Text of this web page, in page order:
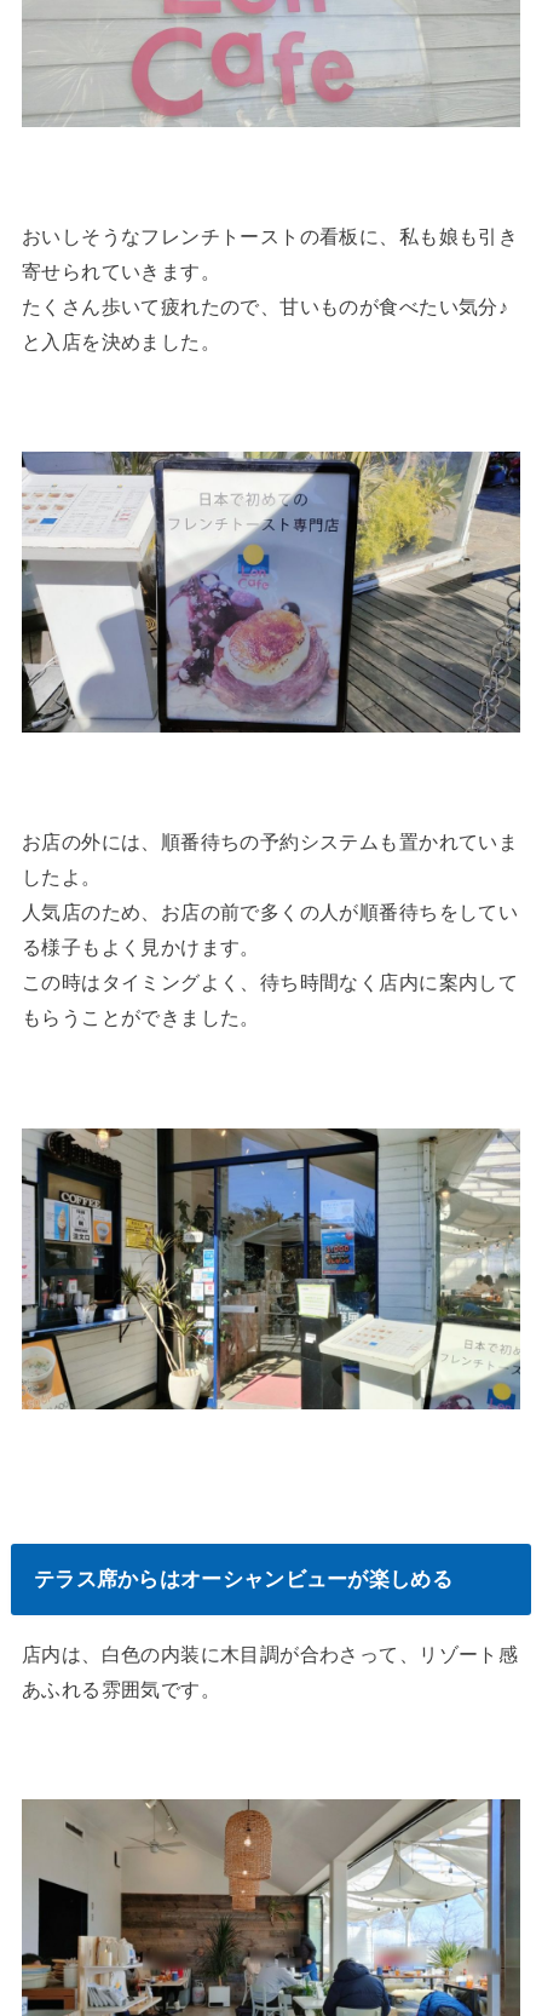
おいしそうなフレンチトーストの看板に、私も娘も引き
寄せられていきます。
たくさん歩いて疲れたので、甘いものが食べたい気分♪
と入店を決めました。
お店の外には、順番待ちの予約システムも置かれていま
したよ。
人気店のため、お店の前で多くの人が順番待ちをしてい
る様子もよく見かけます。
この時はタイミングよく、待ち時間なく店内に案内して
もらうことができました。
テラス席からはオーシャンビューが楽しめる
店内は、白色の内装に木目調が合わさって、リゾート感
あふれる雰囲気です。